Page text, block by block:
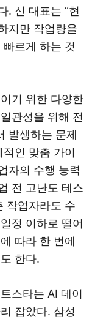
. 신 대표는 “현
지만 작업량을
르게 하는 것
기 위한 다양한
관성을 위해 전
발생하는 문제
인 맞춤 가이
자의 수행 능력
전 고난도 테스
작업자라도 수
정 이하로 떨어
따라 한 번에
한다.
스타는 AI 데이
잡았다. 삼성